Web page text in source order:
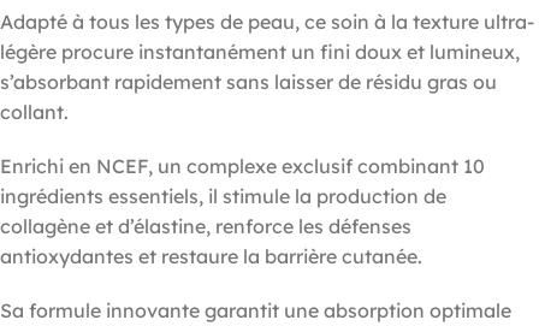
Adapté à tous les types de peau, ce soin à la texture ultra-
légère procure instantanément un fini doux et lumineux,
s’absorbant rapidement sans laisser de résidu gras ou
collant.
Enrichi en NCEF, un complexe exclusif combinant 10
ingrédients essentiels, il stimule la production de
collagène et d’élastine, renforce les défenses
antioxydantes et restaure la barrière cutanée.
Sa formule innovante garantit une absorption optimale